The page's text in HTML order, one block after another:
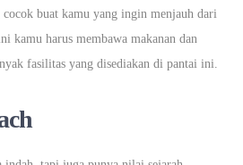
buat kamu yang ingin menjauh dari
kamu harus membawa makanan dan
fasilitas yang disediakan di pantai ini.